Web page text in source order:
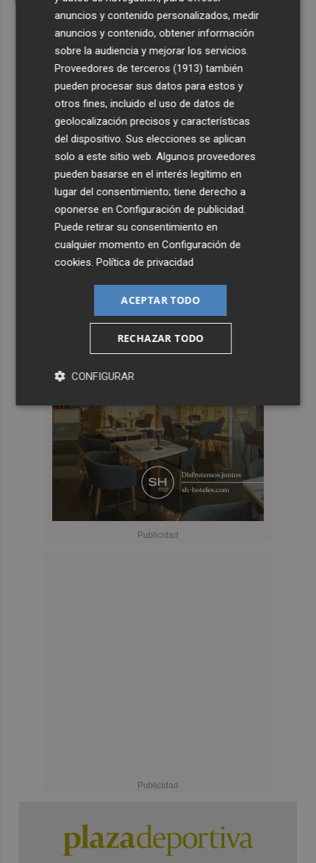
anuncios y contenido personalizados, medir
anuncios y contenido, obtener información
sobre la audiencia y mejorar los servicios.
Proveedores de terceros (1913) también
pueden procesar sus datos para estos y
otros fines, incluido el uso de datos de
geolocalización precisos y características
del dispositivo. Sus elecciones se aplican
solo a este sitio web. Algunos proveedores
pueden basarse en el interés legítimo en
lugar del consentimiento; tiene derecho a
oponerse enConfiguración de publicidad
Puede retirar su consentimiento en
cualquier momento enConfiguración de
cookies .Política de privacidad
ACEPTAR TODO
RECHAZAR TODO
CONFIGURAR